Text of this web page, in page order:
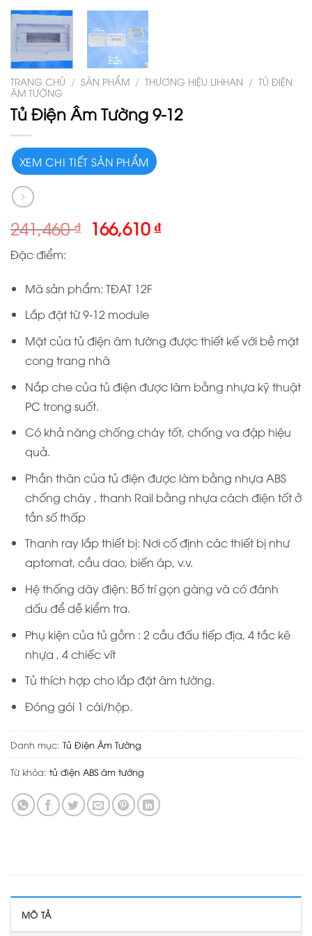
TRANG CHỦ / SẢN PHẨM / THƯƠNG HIỆU LIHHAN / TỦ ĐIỆN
ÂM TƯỜNG
Tủ Điện Âm Tường 9-12
XEM CHI TIẾT SẢN PHẨM
241,460₫ 166,610₫
Đặc điểm:
Mã sản phẩm: TĐAT 12F
Lắp đặt từ 9-12 module
Mặt của tủ điện âm tường được thiết kế với bề mặt
cong trang nhã
Nắp che của tủ điện được làm bằng nhựa kỹ thuật
PC trong suốt.
Có khả năng chống cháy tốt, chống va đập hiệu
quả.
Phần thân của tủ điện được làm bằng nhựa ABS
chống cháy , thanh Rail bằng nhựa cách điện tốt ở
tần số thấp
Thanh ray lắp thiết bị: Nơi cố định các thiết bị như
aptomat, cầu dao, biến áp, v.v.
Hệ thống dây điện: Bố trí gọn gàng và có đánh
dấu để dễ kiểm tra.
Phụ kiện của tủ gồm : 2 cầu đấu tiếp địa, 4 tắc kê
nhựa , 4 chiếc vít
Tủ thích hợp cho lắp đặt âm tường.
Đóng gói 1 cái/hộp.
Danh mục: Tủ Điện Âm Tường
Từ khóa: tủ điện ABS âm tường
MÔ TẢ